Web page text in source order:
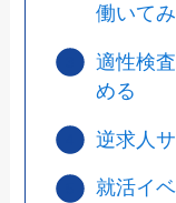
働いて
適性検
める
逆求人
就活イ